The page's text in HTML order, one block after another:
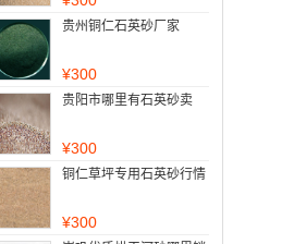
贵州铜仁石英砂厂家
¥300
贵阳市哪里有石英砂卖
¥300
铜仁草坪专用石英砂行情
¥300